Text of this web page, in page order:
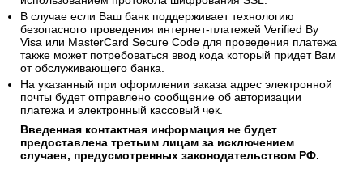
В случае если Ваш банк поддерживает технологию
безопасного проведения интернет-платежей Verified By
Visa или MasterCard Secure Code для проведения платежа
также может потребоваться ввод кода который придет Вам
от обслуживающего банка.
На указанный при оформлении заказа адрес электронной
почты будет отправлено сообщение об авторизации
платежа и электронный кассовый чек.
Введенная контактная информация не будет
предоставлена третьим лицам за исключением
случаев, предусмотренных законодательством РФ.